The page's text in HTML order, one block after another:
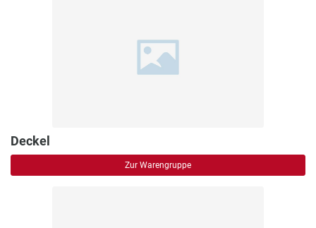
Deckel
Zur Warengruppe